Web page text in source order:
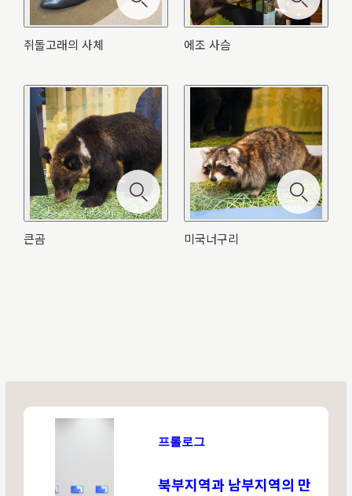
나는 붉은쥐야. 여름엔 벌레 같은 걸 먹고 있어. 가을엔 바
빠져. 매일밤 도토리를 하나하나 모아서 다른 녀석들에게
빼앗기지 않도록 낙엽 밑에 숨기거든. 그렇게 해서, 겨울
동안 그걸 파 내서 먹는 거야.
짹짹짹! 나는 어치야. 도토리를 아주 좋아해. 목구멍 안에
잔뜩 넣어서 멀리 옮긴 후에 낙엽 밑 같은 곳에 숨긴단다.
겨울 동안 중요한 식량이라고. 숨긴 장소도 전부 기억하고
있어. 하지만 가끔 찾아 먹는 걸 잊기도 해. 그럴 때면 싹이
난다고 하던데.
검은 옷에 빨간 베레모. 일본에서는 가장 큰 딱따구리야.
오늘도 힘차게 나무를 쪼아서 네모난 구멍을 뚫는단다. 아
이누족은 우릴 보고 배를 만드는 신이라고 부르지. 하지만
우리들은 나무 속의 개미를 먹고 싶을 뿐이야. 아아, 배고
파. 다시 개미 먹으러 가야지♪
나는 검은담비. 숲의 사냥꾼! 나무도 잘 탄다고! 내게 걸리
면 쥐도 다람쥐도 어지간해선 도망치지 못해. 눈토끼 같은
큰 동물도 잡아먹고 말야! 가끔은 날쌘 새들도 사냥하지.
간신히 고향의 강으로 돌아와 무사히 아내를 얻고 산란도
끝냈지만 몸은 이미 너덜너덜… 홋카이도 사람들은 이 모
습을 「홋챠레」라고 부른다고 해. 이런 모습이더라도 곰
이나 여우의 만찬이 되거나, 벌레나 옆새우에게 잡아먹이
가 되는 둥, 아직 쓸모가 있는 몸이야. 마지막에는 나무가
자라는 양분이 되지. 우리들은 풍부한 바다의 영양을 숲으
우리들은 물고기들만 잡아먹네. 옛날에는 연어가 많이들
올라와서 먹을 게 풍족했었는데 말야. 아이누 사람들은 우
리들을 마을을 지키는 신으로 여겨 아껴 주었었지만… 우
리가 살 수 있는 숲, 자식들을, 기를 수 있는 큰 나무들도
이제는 너무 적어져서 앞으로 살아갈 수 있을지 걱정이라
쥐돌고래의 사체
살아 있을 때에는 물고기나 오징어를 먹었지. 사람은 우리
들이 위협을 가하거나 하진 않지만, 가끔 물고기를 잡는 그
물에 걸리는 친구들도 있어서, 목숨을 잃기도 한대. 조심해
야지. 지금은 이렇게 해안에 밀려와서 거위나 까마귀에게
쪼이고 있는 신세. 곧 옆새우나 작은 벌레들에게 먹혀 뼈만
남게 되겠지… 바다에서 떠내려온 우리들은 육지의 생물들
에조 사슴
우리들은 멸종 직전에서 근근히 명맥을 이어와서 이제 겨
우 수가 늘어났는데, 인간 녀석들 「너무 늘었으니 줄여」
라더군. 늘어날 환경을 만들어 놓았으면서! 요즘은 사람들
이 타는 자동차라는 것에 부딪쳐 죽는 친구들도 많아. 언젠
가 인간들이 세운 간판에는 「사슴 출몰 주의」라던데. 참
큰곰
사람들 너무 무서워. 나는 태어난 지 1 년 8 개월. 엄마와
헤어진 직후의 새끼곰이야. 숲에서 왕머루나 다래를 먹다
가, 길을 잘못 들어서 사람들이 사는 곳으로 갔더니, 웬 일
인지 큰 소동이 되어 버렸어. 결국 총에 맞아버렸어ㅜㅜ 사
람들이 제멋대로 숲을 깎아 들어와 살기 시작하면서 우리
들이 살기 힘들어졌어. 원래 우리들이 먼저 이 숲에 살고
미국너구리
나는 미국너구리. 미국에서 왔어. 영어는 잘 못하지만. 원
래 숲에서 자유롭게 살고 있었는데 일본에 끌고 와서 애완
동물로 삼다가 더 이상 기를 수 없게 되자 버려졌어. 나한
테 이러면 안 되지. 이번에는 「외국종」이라고 부르면서
멋대로 구제하겠다네! 정말 사람이란 제멋대로라니까!
프롤로그
북부지역과 남부지역의 만